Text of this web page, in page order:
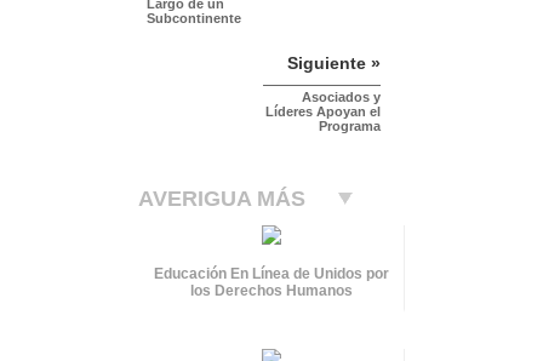
Largo de un
Subcontinente
Siguiente »
Asociados y
Líderes Apoyan el
Programa
AVERIGUA MÁS
Educación En Línea de Unidos por
los Derechos Humanos